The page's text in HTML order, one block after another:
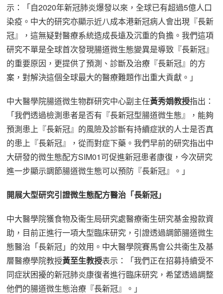
示：「自2020年新冠肺炎爆發以來，全球已有超過5億人口
染疫。中大的研究亦顯示近八成本港新冠病人會出現『長新
冠』，這無疑對醫療系統造成長遠及沉重的負擔。我們這項
研究不單是全球首次發現腸道微生態變異是導致『長新冠』
的重要原因，更提供了預測、診斷及治療『長新冠』的方
案，對解決這個全球最大的醫療難題作出重大貢獻。」
中大醫學院腸道微生物群研究中心副主任黃秀娟教授指出：
「我們透過檢測患者是否有『長新冠型腸道微生態』，能夠
預測患上『長新冠』的風險及診斷有持續症狀的人士是否真
的患上『長新冠』，從而對症下藥。我們早前的研究指出中
大研發的微生態配方SIM01可促進新冠患者康復，今次研究
進一步顯示調節腸道微生態可以預防『長新冠』。」
開展大型研究引證微生態配方醫治「長新冠」
中大醫學院獲食物及衞生局研究處醫療衞生研究基金撥款資
助，目前正進行一項大型臨床研究，引證透過調節腸道微生
態醫治「長新冠」的效用。中大醫學院賽馬會公共衞生及基
層醫療學院教授黃至生教授表示：「我們正在招募持續受不
同症狀困擾的新冠肺炎康復者進行臨床研究，希望透過調整
他們的腸道微生態治療『長新冠』。」